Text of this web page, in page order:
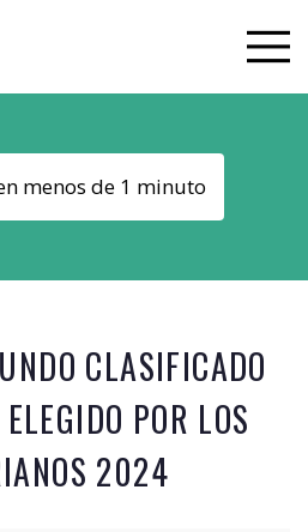
menos de 1 minuto
CLASIFICADO
POR LOS
2024